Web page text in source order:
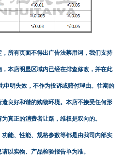
，所有页面不得出广告法禁用词，我们支持
本店明显区域内已经在排查修改，并在此
申明失效，不作为投诉或赔付理由。往期的
良好和谐的购物环境。本店不接受任何形
真正的消费者让路，维权是双向的。
能、性能、规格参数等都是由我司内部实
以实物、产品检验报告单为准。